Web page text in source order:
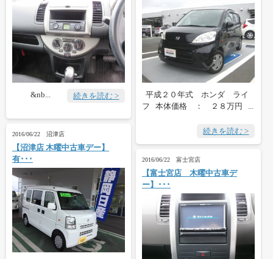
&nb... 続きを読む >
平成２０年式 ホンダ ライ
フ 本体価格 ： ２８万円 ...
続きを読む >
2016/06/22 沼津店
【沼津店 木曜中古車デー】
有･･･
2016/06/22 富士宮店
【富士宮店 木曜中古車デ
ー】･･･